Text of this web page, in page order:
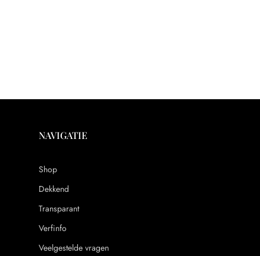
NAVIGATIE
Shop
Dekkend
Transparant
Verfinfo
Veelgestelde vragen